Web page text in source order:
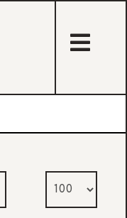
Weergegeven #